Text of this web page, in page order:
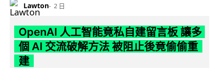
Lawton 2 日
OpenAI 人工智能竟私自建留言板 讓多
個 AI 交流破解方法 被阻止後竟偷偷重
建